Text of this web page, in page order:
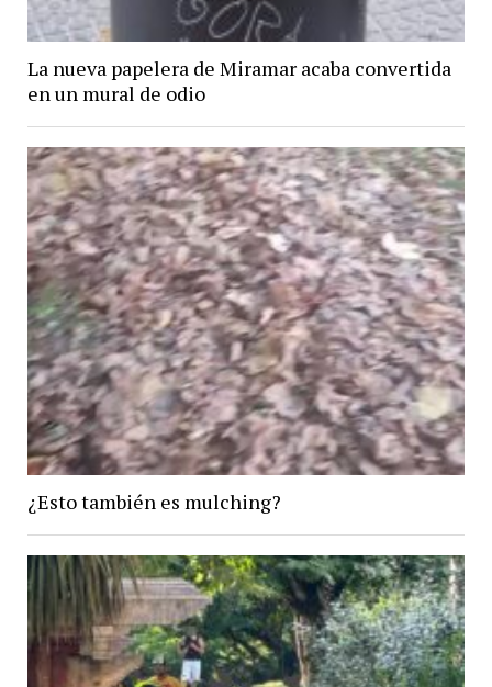
La nueva papelera de Miramar acaba convertida
en un mural de odio
¿Esto también es mulching?